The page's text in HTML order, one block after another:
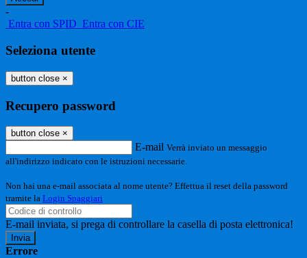
-
Entra con SPID Entra con CIE
Seleziona utente
button close ×
Recupero password
button close ×
E-mail Verrà inviato un messaggio
all'indirizzo indicato con le istruzioni necessarie.
Non hai una e-mail associata al nome utente? Effettua il reset della password
tramite la Login Spaggiari
E-mail inviata, si prega di controllare la casella di posta elettronica!
Errore